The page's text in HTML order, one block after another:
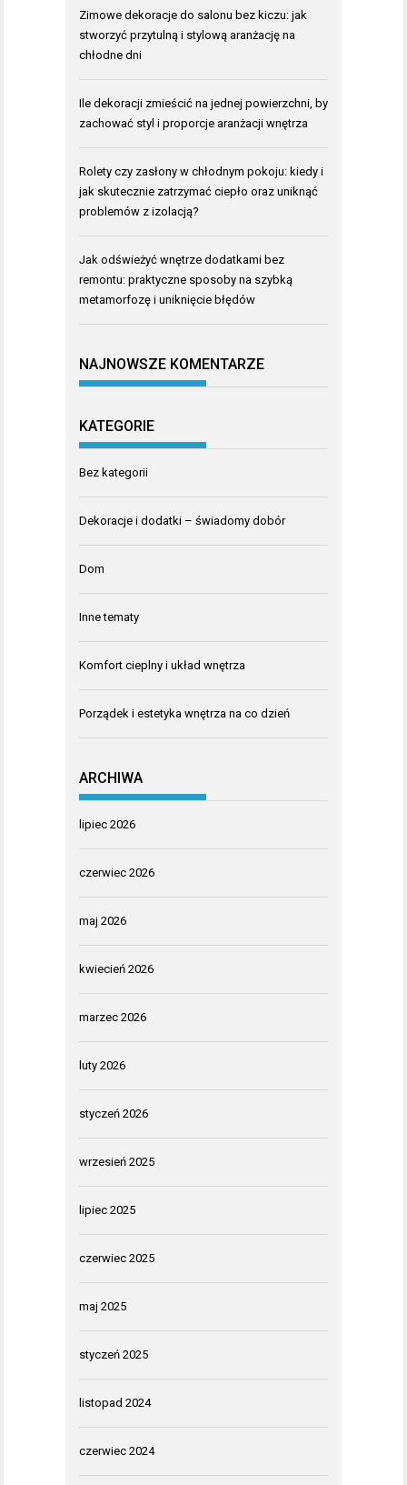
Zimowe dekoracje do salonu bez kiczu: jak
stworzyć przytulną i stylową aranżację na
chłodne dni
Ile dekoracji zmieścić na jednej powierzchni, by
zachować styl i proporcje aranżacji wnętrza
Rolety czy zasłony w chłodnym pokoju: kiedy i
jak skutecznie zatrzymać ciepło oraz uniknąć
problemów z izolacją?
Jak odświeżyć wnętrze dodatkami bez
remontu: praktyczne sposoby na szybką
metamorfozę i uniknięcie błędów
NAJNOWSZE KOMENTARZE
KATEGORIE
Bez kategorii
Dekoracje i dodatki – świadomy dobór
Dom
Inne tematy
Komfort cieplny i układ wnętrza
Porządek i estetyka wnętrza na co dzień
ARCHIWA
lipiec 2026
czerwiec 2026
maj 2026
kwiecień 2026
marzec 2026
luty 2026
styczeń 2026
wrzesień 2025
lipiec 2025
czerwiec 2025
maj 2025
styczeń 2025
listopad 2024
czerwiec 2024